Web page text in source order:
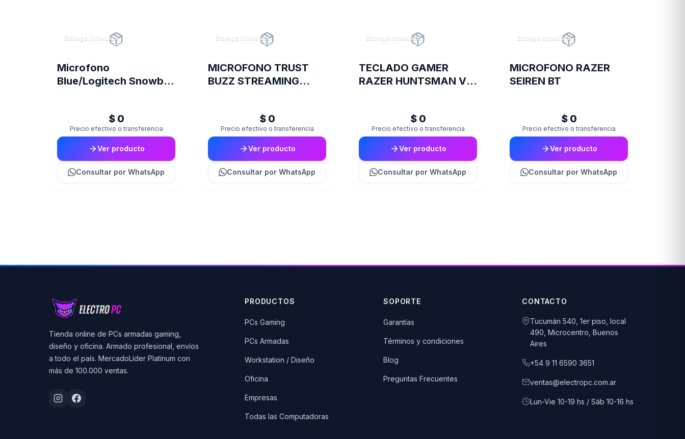
Entrega inmediata
Microfono
Blue/Logitech Snowball
$ 0
Precio efectivo o transferencia
Ver producto
Consultar por WhatsApp
Entrega inmediata
MICROFONO TRUST
BUZZ STREAMING
$ 0
Precio efectivo o transferencia
Ver producto
Consultar por WhatsApp
Entrega inmediata
TECLADO GAMER
RAZER HUNTSMAN V2
$ 0
Precio efectivo o transferencia
Ver producto
Consultar por WhatsApp
Entrega inmediata
MICROFONO RAZER
SEIREN BT
$ 0
Precio efectivo o transferencia
Ver producto
Consultar por WhatsApp
Tienda online de PCs armadas gaming,
diseño y oficina. Armado profesional, envíos
a todo el país. MercadoLíder Platinum con
más de 100.000 ventas.
PRODUCTOS
PCs Gaming
PCs Armadas
Workstation / Diseño
Oficina
Empresas
Todas las Computadoras
SOPORTE
Garantías
Términos y condiciones
Blog
Preguntas Frecuentes
CONTACTO
Tucumán 540, 1er piso, local
490, Microcentro, Buenos
Aires
+54 9 11 6590 3651
ventas@electropc.com.ar
Lun-Vie 10-19 hs / Sáb 10-16 hs